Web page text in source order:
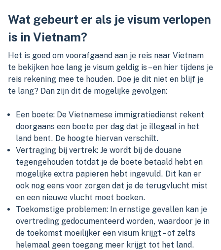
Wat gebeurt er als je visum verlopen
is in Vietnam?
Het is goed om voorafgaand aan je reis naar Vietnam
te bekijken hoe lang je visum geldig is – en hier tijdens je
reis rekening mee te houden. Doe je dit niet en blijf je
te lang? Dan zijn dit de mogelijke gevolgen:
Een boete: De Vietnamese immigratiedienst rekent
doorgaans een boete per dag dat je illegaal in het
land bent. De hoogte hiervan verschilt.
Vertraging bij vertrek: Je wordt bij de douane
tegengehouden totdat je de boete betaald hebt en
mogelijke extra papieren hebt ingevuld. Dit kan er
ook nog eens voor zorgen dat je de terugvlucht mist
en een nieuwe vlucht moet boeken.
Toekomstige problemen: In ernstige gevallen kan je
overtreding gedocumenteerd worden, waardoor je in
de toekomst moeilijker een visum krijgt – of zelfs
helemaal geen toegang meer krijgt tot het land.